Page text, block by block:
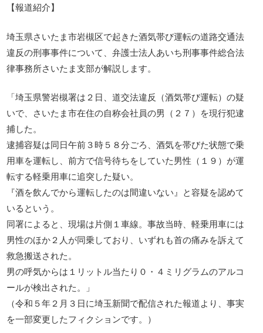
【報道紹介】
埼玉県さいたま市岩槻区で起きた酒気帯び運転の道路交通法
違反の刑事事件について、弁護士法人あいち刑事事件総合法
律事務所さいたま支部が解説します。
「埼玉県警岩槻署は２日、道交法違反（酒気帯び運転）の疑
いで、さいたま市在住の自称会社員の男（２７）を現行犯逮
捕した。
逮捕容疑は同日午前３時５８分ごろ、酒気を帯びた状態で乗
用車を運転し、前方で信号待ちをしていた男性（１９）が運
転する軽乗用車に追突した疑い。
『酒を飲んでから運転したのは間違いない』と容疑を認めて
いるという。
同署によると、現場は片側１車線。事故当時、軽乗用車には
男性のほか２人が同乗しており、いずれも首の痛みを訴えて
救急搬送された。
男の呼気からは１リットル当たり０・４ミリグラムのアルコ
ールが検出された。」
（令和５年２月３日に埼玉新聞で配信された報道より、事実
を一部変更したフィクションです。）